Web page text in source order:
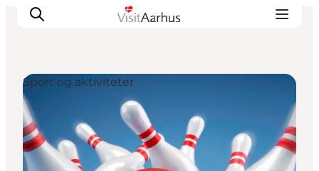
Oplevelser
Kalender
Byer og steder
Sport og aktiviteter